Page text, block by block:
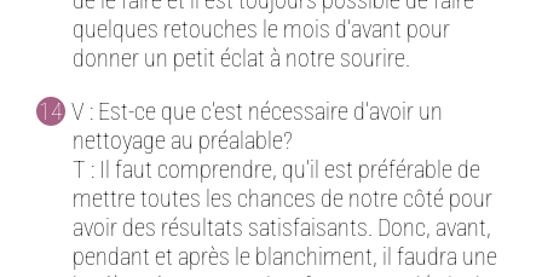
quelques retouches le mois d’avant pour
donner un petit éclat à notre sourire.
V : Est-ce que c’est nécessaire d’avoir un
nettoyage au préalable?
T : Il faut comprendre, qu’il est préférable de
mettre toutes les chances de notre côté pour
avoir des résultats satisfaisants. Donc, avant,
pendant et après le blanchiment, il faudra une